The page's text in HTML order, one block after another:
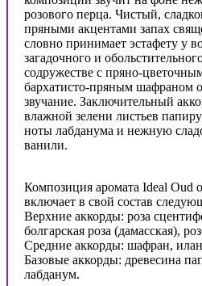
розового перца. Чистый,
пряными акцентами запах
словно принимает эстафету у
загадочного и
содружестве с пряно-
бархатисто-пряным шафраном
звучание. Заключительный
влажной зелени листьев
ноты лабданума и нежную
ванили.
Композиция аромата Ideal Oud
включает в свой состав
Верхние аккорды: роза
болгарская роза (дамасская),
Средние аккорды: шафран,
Базовые аккорды: древесина
лабданум.